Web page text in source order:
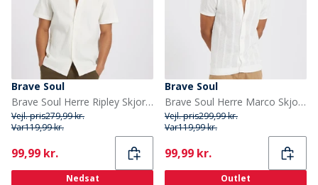
Brave Soul
Brave Soul Herre Ripley Skjorter med korte ærmer Hvid
Vejl. pris279,99 kr.
Var119,99 kr.
Current
99,99 kr.
Nedsat
Brave Soul
Brave Soul Herre Marco Skjorter med korte ærmer beige
Vejl. pris299,99 kr.
Var119,99 kr.
Current
99,99 kr.
Outlet